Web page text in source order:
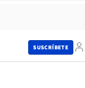
SUSCRÍBETE